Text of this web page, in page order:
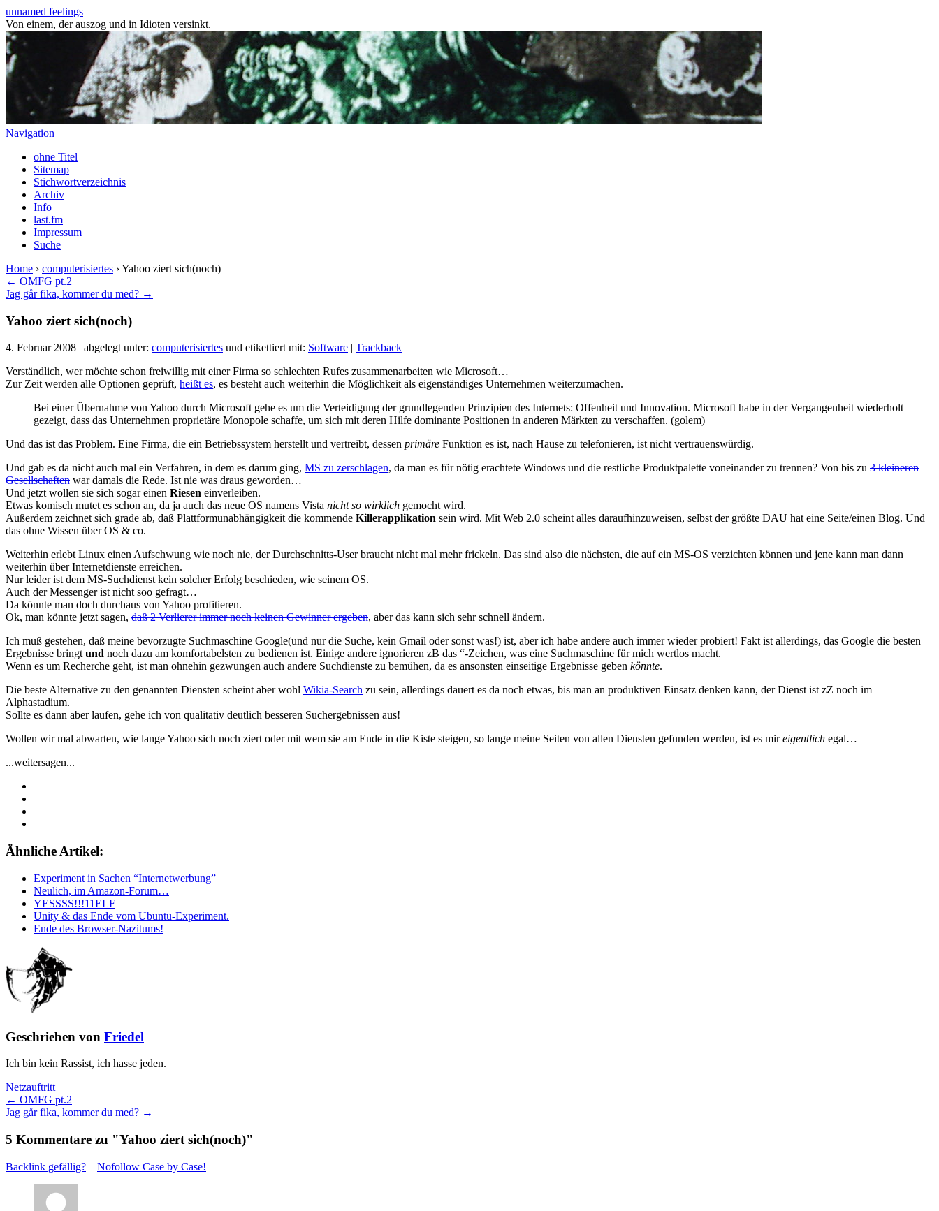
unnamed feelings
Von einem, der auszog und in Idioten versinkt.
Navigation
ohne Titel
Sitemap
Stichwortverzeichnis
Archiv
Info
last.fm
Impressum
Suche
Home › computerisiertes › Yahoo ziert sich(noch)
← OMFG pt.2
Jag går fika, kommer du med? →
Yahoo ziert sich(noch)
4. Februar 2008 | abgelegt unter: computerisiertes und etikettiert mit: Software | Trackback
Verständlich, wer möchte schon freiwillig mit einer Firma so schlechten Rufes zusammenarbeiten wie Microsoft…
Zur Zeit werden alle Optionen geprüft, heißt es, es besteht auch weiterhin die Möglichkeit als eigenständiges Unternehmen weiterzumachen.
Bei einer Übernahme von Yahoo durch Microsoft gehe es um die Verteidigung der grundlegenden Prinzipien des Internets: Offenheit und Innovation. Microsoft habe in der Vergangenheit wiederholt
gezeigt, dass das Unternehmen proprietäre Monopole schaffe, um sich mit deren Hilfe dominante Positionen in anderen Märkten zu verschaffen. (golem)
Und das ist das Problem. Eine Firma, die ein Betriebssystem herstellt und vertreibt, dessen primäre Funktion es ist, nach Hause zu telefonieren, ist nicht vertrauenswürdig.
Und gab es da nicht auch mal ein Verfahren, in dem es darum ging, MS zu zerschlagen, da man es für nötig erachtete Windows und die restliche Produktpalette voneinander zu trennen? Von bis zu 3 kleineren
Gesellschaften war damals die Rede. Ist nie was draus geworden…
Und jetzt wollen sie sich sogar einen Riesen einverleiben.
Etwas komisch mutet es schon an, da ja auch das neue OS namens Vista nicht so wirklich gemocht wird.
Außerdem zeichnet sich grade ab, daß Plattformunabhängigkeit die kommende Killerapplikation sein wird. Mit Web 2.0 scheint alles daraufhinzuweisen, selbst der größte DAU hat eine Seite/einen Blog. Und
das ohne Wissen über OS & co.
Weiterhin erlebt Linux einen Aufschwung wie noch nie, der Durchschnitts-User braucht nicht mal mehr frickeln. Das sind also die nächsten, die auf ein MS-OS verzichten können und jene kann man dann
weiterhin über Internetdienste erreichen.
Nur leider ist dem MS-Suchdienst kein solcher Erfolg beschieden, wie seinem OS.
Auch der Messenger ist nicht soo gefragt…
Da könnte man doch durchaus von Yahoo profitieren.
Ok, man könnte jetzt sagen, daß 2 Verlierer immer noch keinen Gewinner ergeben, aber das kann sich sehr schnell ändern.
Ich muß gestehen, daß meine bevorzugte Suchmaschine Google(und nur die Suche, kein Gmail oder sonst was!) ist, aber ich habe andere auch immer wieder probiert! Fakt ist allerdings, das Google die besten
Ergebnisse bringtund noch dazu am komfortabelsten zu bedienen ist. Einige andere ignorieren zB das “-Zeichen, was eine Suchmaschine für mich wertlos macht.
Wenn es um Recherche geht, ist man ohnehin gezwungen auch andere Suchdienste zu bemühen, da es ansonsten einseitige Ergebnisse geben könnte.
Die beste Alternative zu den genannten Diensten scheint aber wohl Wikia-Search zu sein, allerdings dauert es da noch etwas, bis man an produktiven Einsatz denken kann, der Dienst ist zZ noch im
Alphastadium.
Sollte es dann aber laufen, gehe ich von qualitativ deutlich besseren Suchergebnissen aus!
Wollen wir mal abwarten, wie lange Yahoo sich noch ziert oder mit wem sie am Ende in die Kiste steigen, so lange meine Seiten von allen Diensten gefunden werden, ist es mireigentlich egal…
...weitersagen...
Ähnliche Artikel:
Experiment in Sachen “Internetwerbung”
Neulich, im Amazon-Forum…
YESSSS!!!11ELF
Unity & das Ende vom Ubuntu-Experiment.
Ende des Browser-Nazitums!
Geschrieben von Friedel
Ich bin kein Rassist, ich hasse jeden.
Netzauftritt
← OMFG pt.2
Jag går fika, kommer du med? →
5 Kommentare zu "Yahoo ziert sich(noch)"
Backlink gefällig? – Nofollow Case by Case!